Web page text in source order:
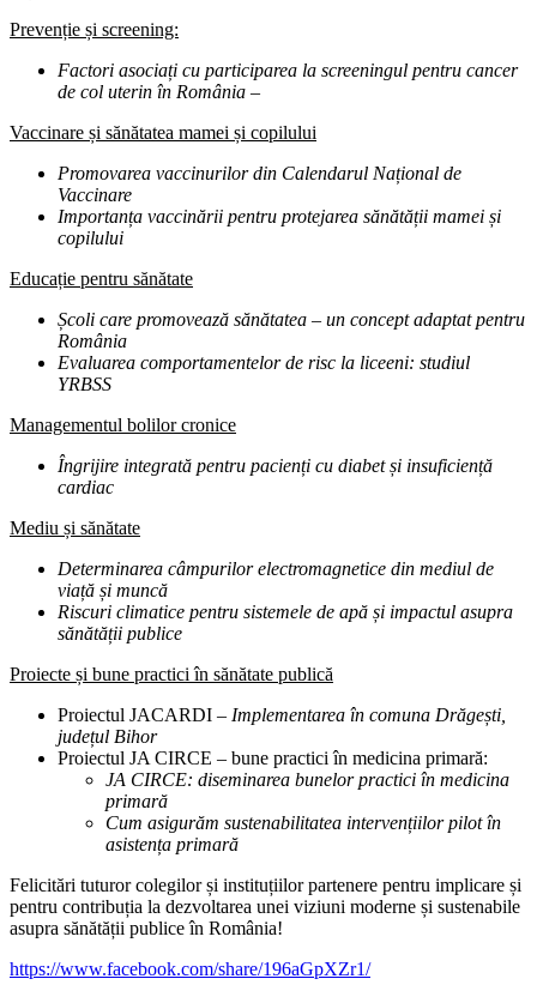
Prevenție și screening:
Factori asociați cu participarea la screeningul pentru cancer
de col uterin în România –
Vaccinare și sănătatea mamei și copilului
Promovarea vaccinurilor din Calendarul Național de
Vaccinare
Importanța vaccinării pentru protejarea sănătății mamei și
copilului
Educație pentru sănătate
Școli care promovează sănătatea – un concept adaptat pentru
România
Evaluarea comportamentelor de risc la liceeni: studiul
YRBSS
Managementul bolilor cronice
Îngrijire integrată pentru pacienți cu diabet și insuficiență
cardiac
Mediu și sănătate
Determinarea câmpurilor electromagnetice din mediul de
viață și muncă
Riscuri climatice pentru sistemele de apă și impactul asupra
sănătății publice
Proiecte și bune practici în sănătate publică
Proiectul JACARDI – Implementarea în comuna Drăgești,
județul Bihor
Proiectul JA CIRCE – bune practici în medicina primară:
JA CIRCE: diseminarea bunelor practici în medicina
primară
Cum asigurăm sustenabilitatea intervențiilor pilot în
asistența primară
Felicitări tuturor colegilor și instituțiilor partenere pentru implicare și
pentru contribuția la dezvoltarea unei viziuni moderne și sustenabile
asupra sănătății publice în România!
https://www.facebook.com/share/196aGpXZr1/